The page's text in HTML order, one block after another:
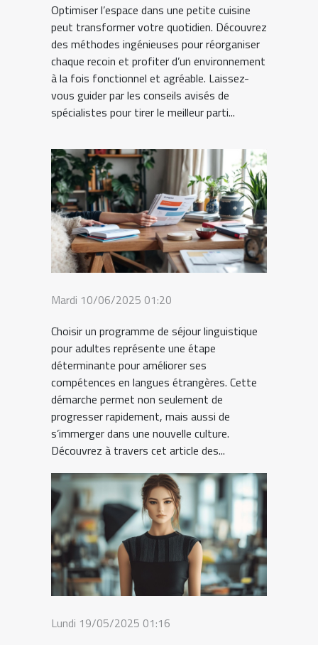
Optimiser l’espace dans une petite cuisine
peut transformer votre quotidien. Découvrez
des méthodes ingénieuses pour réorganiser
chaque recoin et profiter d’un environnement
à la fois fonctionnel et agréable. Laissez-
vous guider par les conseils avisés de
spécialistes pour tirer le meilleur parti...
Mardi 10/06/2025 01:20
Choisir un programme de séjour linguistique
pour adultes représente une étape
déterminante pour améliorer ses
compétences en langues étrangères. Cette
démarche permet non seulement de
progresser rapidement, mais aussi de
s’immerger dans une nouvelle culture.
Découvrez à travers cet article des...
Lundi 19/05/2025 01:16